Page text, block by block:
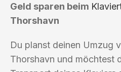
Geld sparen beim
Thorshavn
Du planst deinen Umzug
Thorshavn und möchtest